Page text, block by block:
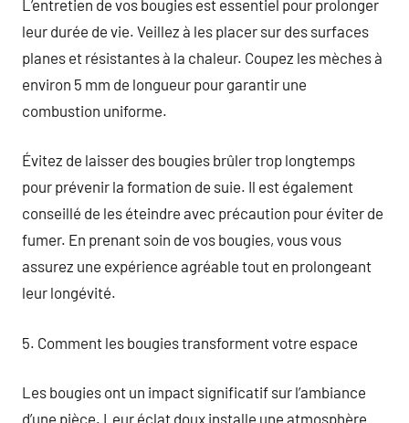
L’entretien de vos bougies est essentiel pour prolonger
leur durée de vie. Veillez à les placer sur des surfaces
planes et résistantes à la chaleur. Coupez les mèches à
environ 5 mm de longueur pour garantir une
combustion uniforme.
Évitez de laisser des bougies brûler trop longtemps
pour prévenir la formation de suie. Il est également
conseillé de les éteindre avec précaution pour éviter de
fumer. En prenant soin de vos bougies, vous vous
assurez une expérience agréable tout en prolongeant
leur longévité.
5. Comment les bougies transforment votre espace
Les bougies ont un impact significatif sur l’ambiance
d’une pièce. Leur éclat doux installe une atmosphère